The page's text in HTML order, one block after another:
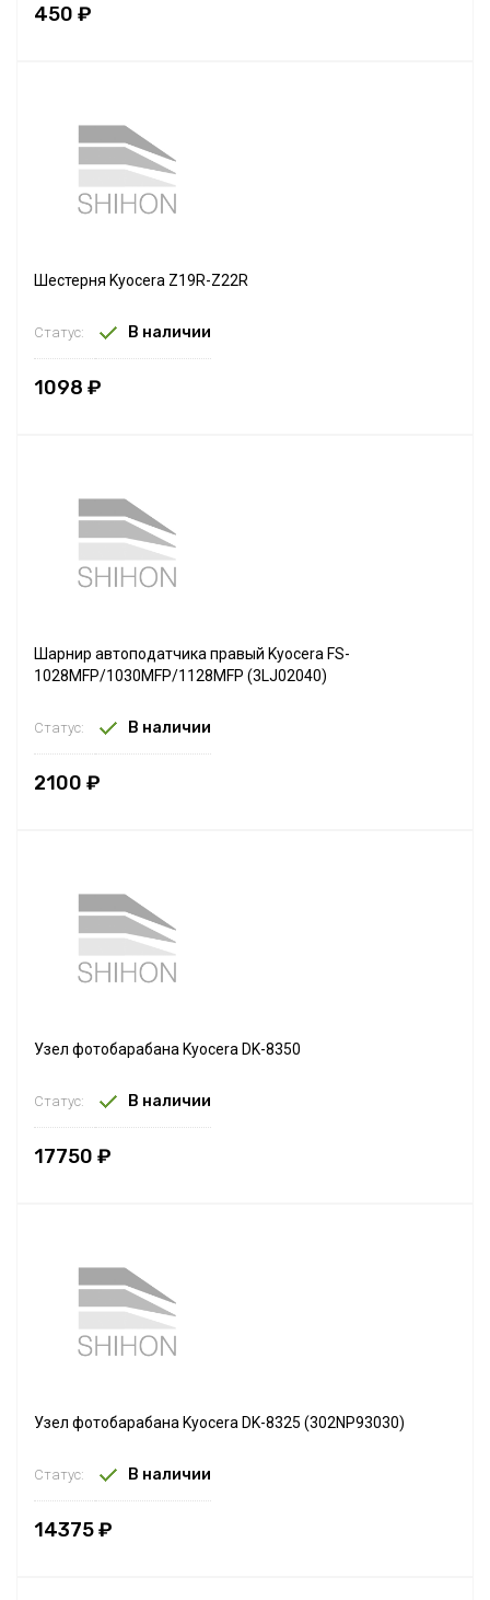
450 ₽
Шестерня Kyocera Z19R-Z22R
Статус: В наличии
1098 ₽
Шарнир автоподатчика правый Kyocera FS-
1028MFP/1030MFP/1128MFP (3LJ02040)
Статус: В наличии
2100 ₽
Узел фотобарабана Kyocera DK-8350
Статус: В наличии
17750 ₽
Узел фотобарабана Kyocera DK-8325 (302NP93030)
Статус: В наличии
14375 ₽